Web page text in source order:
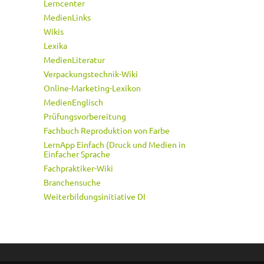
Lerncenter
MedienLinks
Wikis
Lexika
MedienLiteratur
Verpackungstechnik-Wiki
Online-Marketing-Lexikon
MedienEnglisch
Prüfungsvorbereitung
Fachbuch Reproduktion von Farbe
LernApp Einfach (Druck und Medien in
Einfacher Sprache
Fachpraktiker-Wiki
Branchensuche
Weiterbildungsinitiative DI